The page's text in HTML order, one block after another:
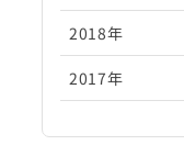
2026年1月
2025年6月
2025年5月
2024年7月
2024年6月
2023年8月
2023年7月
2022年9月
2022年8月
2021年10月
2021年9月
2020年11月
2020年10月
2019年12月
2019年11月
2018年
2018年12月
2017年